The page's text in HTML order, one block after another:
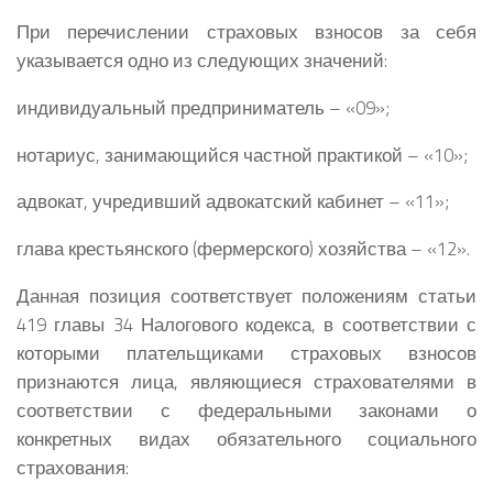
При перечислении страховых взносов за себя
указывается одно из следующих значений:
индивидуальный предприниматель – «09»;
нотариус, занимающийся частной практикой – «10»;
адвокат, учредивший адвокатский кабинет – «11»;
глава крестьянского (фермерского) хозяйства – «12».
Данная позиция соответствует положениям статьи
419 главы 34 Налогового кодекса, в соответствии с
которыми плательщиками страховых взносов
признаются лица, являющиеся страхователями в
соответствии с федеральными законами о
конкретных видах обязательного социального
страхования: